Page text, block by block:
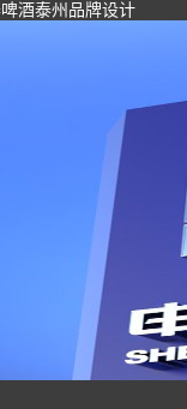
酒泰州品牌设计